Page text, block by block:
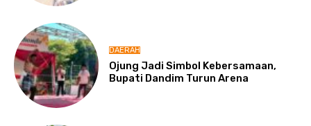
DAERAH
Ojung Jadi Simbol Kebersamaan,
Bupati Dandim Turun Arena